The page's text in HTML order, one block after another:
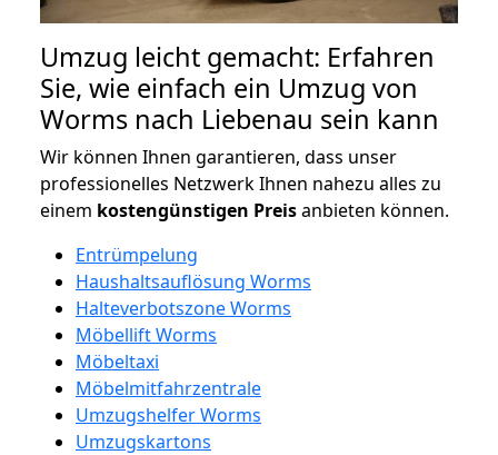
Umzug leicht gemacht: Erfahren
Sie, wie einfach ein Umzug von
Worms nach Liebenau sein kann
Wir können Ihnen garantieren, dass unser
professionelles Netzwerk Ihnen nahezu alles zu
einem kostengünstigen Preisanbieten können.
Entrümpelung
Haushaltsauflösung Worms
Halteverbotszone Worms
Möbellift Worms
Möbeltaxi
Möbelmitfahrzentrale
Umzugshelfer Worms
Umzugskartons